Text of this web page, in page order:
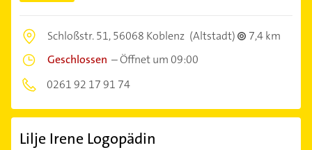
Schloßstr. 51,56068 Koblenz (Altstadt)
7,4 km
Geschlossen –Öffnet um 09:00
0261 92 17 91 74
Lilje Irene Logopädin